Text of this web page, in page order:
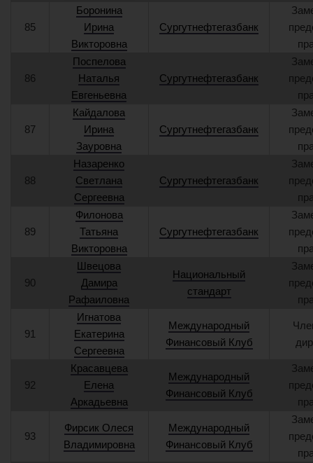
85
Боронина
Ирина
Викторовна
Сургутнефтегазбанк
86
Поспелова
Наталья
Евгеньевна
Сургутнефтегазбанк
87
Кайдалова
Ирина
Зауровна
Сургутнефтегазбанк
88
Назаренко
Светлана
Сергеевна
Сургутнефтегазбанк
89
Филонова
Татьяна
Викторовна
Сургутнефтегазбанк
90
Швецова
Дамира
Рафаиловна
Национальный
стандарт
91
Игнатова
Екатерина
Сергеевна
Международный
Финансовый Клуб
92
Красавцева
Елена
Аркадьевна
Международный
Финансовый Клуб
93
Фирсик Олеся
Владимировна
Международный
Финансовый Клуб